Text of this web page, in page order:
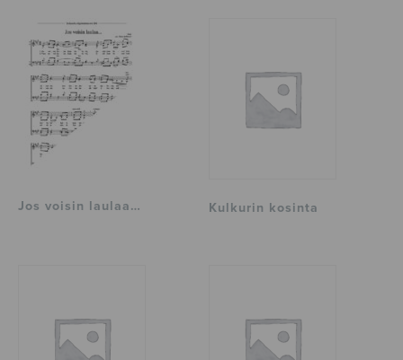
Jos voisin laulaa… Kulkurin kosinta